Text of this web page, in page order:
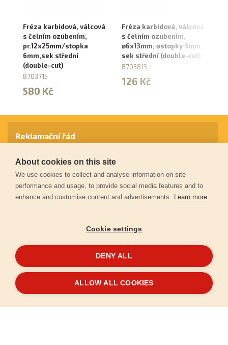
Fréza karbidová, válcová
s čelním ozubením,
pr.12x25mm/stopka
6mm,sek střední
(double-cut)
8703715
580 Kč
Fréza karbidová, válcová
s čelním ozubením,
⌀6x13mm, ⌀stopky 3mm,
sek střední (double-cut)
8703813
126 Kč
© 2026Extol.cz- Všechna práva vyhrazena
Reklamační řád
Záruční podmínky
Ochrana osobních údajů
VytvořiloFEO
About cookies on this site
We use cookies to collect and analyse information on site
performance and usage, to provide social media features and to
enhance and customise content and advertisements. Learn more
Cookie settings
DENY ALL
ALLOW ALL COOKIES